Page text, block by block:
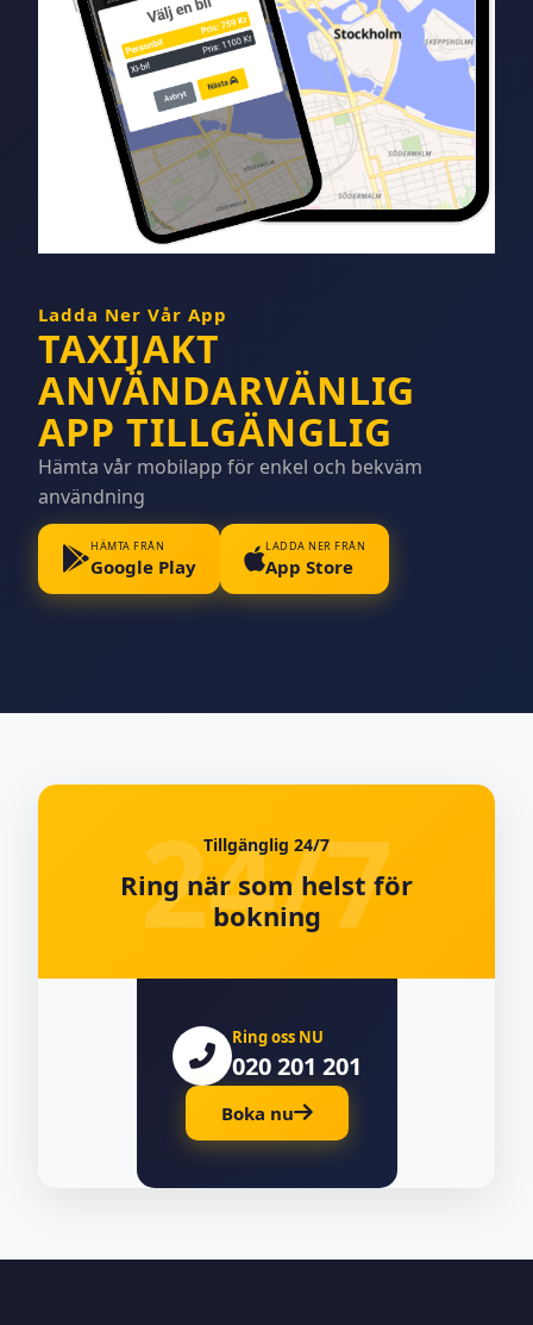
Ladda Ner Vår App
TAXIJAKT
ANVÄNDARVÄNLIG
APP TILLGÄNGLIG
Hämta vår mobilapp för enkel och bekväm
användning
HÄMTA FRÅN
Google Play
LADDA NER FRÅN
App Store
Tillgänglig 24/7
Ring när som helst för
bokning
Ring oss NU
020 201 201
Boka nu